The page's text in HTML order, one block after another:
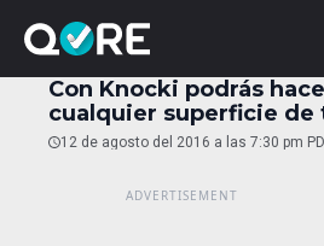
Con Knocki podrás
cualquier superficie de
12 de agosto del 2016 a las 7:30 pm